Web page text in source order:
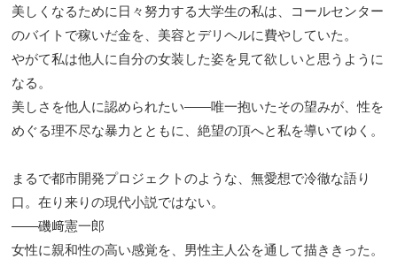
美しくなるために日々努力する大学生の私は、コールセンター
のバイトで稼いだ金を、美容とデリヘルに費やしていた。
やがて私は他人に自分の女装した姿を見て欲しいと思うように
なる。
美しさを他人に認められたい――唯一抱いたその望みが、性を
めぐる理不尽な暴力とともに、絶望の頂へと私を導いてゆく。
まるで都市開発プロジェクトのような、無愛想で冷徹な語り
口。在り来りの現代小説ではない。
――磯﨑憲一郎
女性に親和性の高い感覚を、男性主人公を通して描ききった。